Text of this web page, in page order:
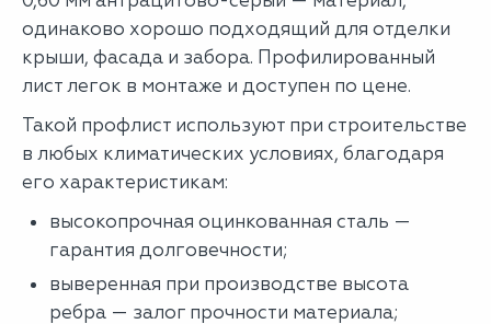
одинаково хорошо подходящий для отделки
крыши, фасада и забора. Профилированный
лист легок в монтаже и доступен по цене.
Такой профлист используют при строительстве
в любых климатических условиях, благодаря
его характеристикам:
высокопрочная оцинкованная сталь —
гарантия долговечности;
выверенная при производстве высота
ребра — залог прочности материала;